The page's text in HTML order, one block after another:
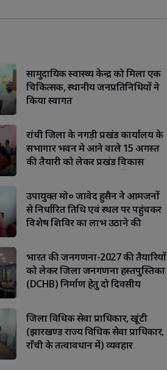
सामुदायिक स्वास्थ्य केन्द्र को मिला एक
चिकित्सक, स्थानीय जनप्रतिनिधियों ने
किया स्वागत
रांची जिला के नगड़ी प्रखंड कार्यालय के
सभागार भवन मे आने वाले 15 अगस्त
की तैयारी को लेकर प्रखंड विकास
की एक अहम बैठक
उपायुक्त मो० जावेद हुसैन ने आमजनों
से निर्धारित तिथि एवं स्थल पर पहुंचकर
विशेष शिविर का लाभ उठाने की
भारत की जनगणना-2027 की तैयारियों
को लेकर जिला जनगणना हस्तपुस्तिका
(DCHB) निर्माण हेतु दो दिवसीय
जिला विधिक सेवा प्राधिकार, खूंटी
(झारखण्ड राज्य विधिक सेवा प्राधिकार,
राँची के तत्वावधान में) व्यवहार
Capricorn